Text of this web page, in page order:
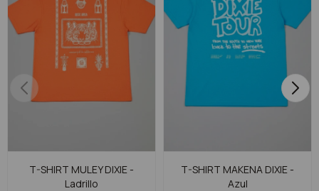
T-SHIRT MULEY DIXIE -
Ladrillo
T-SHIRT MAKENA DIXIE -
Azul